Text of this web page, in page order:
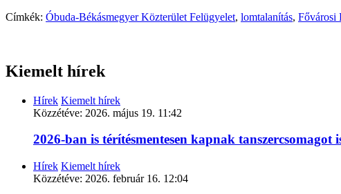
Címkék: Óbuda-Békásmegyer Közterület Felügyelet, lomtalanítás, Fővárosi
Kiemelt hírek
Hírek Kiemelt hírek
Közzétéve: 2026. május 19. 11:42
2026-ban is térítésmentesen kapnak
Hírek Kiemelt hírek
Közzétéve: 2026. február 16. 12:04